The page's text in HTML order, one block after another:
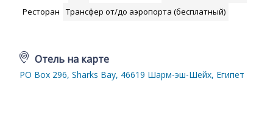
Ресторан
Трансфер от/до аэропорта (бесплатный)
Отель на карте
PO Box 296, Sharks Bay, 46619 Шарм-эш-Шейх, Египет